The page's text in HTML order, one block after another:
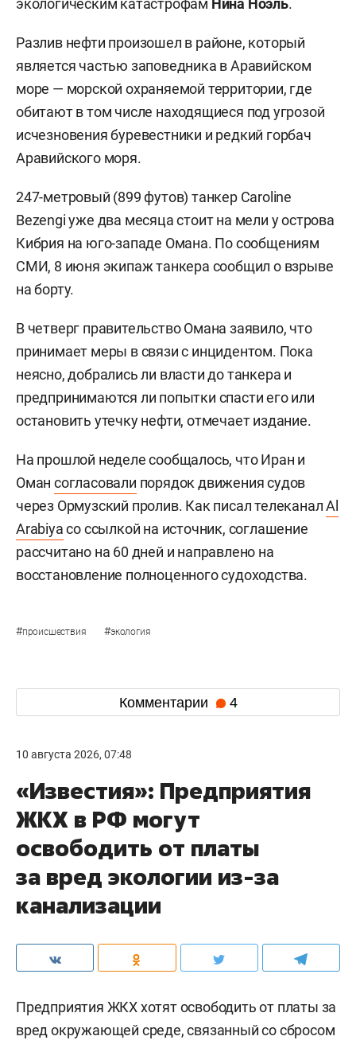
экологическим катастрофам Нина Ноэль.
Разлив нефти произошел в районе, который
является частью заповедника в Аравийском
море — морской охраняемой территории, где
обитают в том числе находящиеся под угрозой
исчезновения буревестники и редкий горбач
Аравийского моря.
247-метровый (899 футов) танкер Caroline
Bezengi уже два месяца стоит на мели у острова
Кибрия на юго-западе Омана. По сообщениям
СМИ, 8 июня экипаж танкера сообщил о взрыве
на борту.
В четверг правительство Омана заявило, что
принимает меры в связи с инцидентом. Пока
неясно, добрались ли власти до танкера и
предпринимаются ли попытки спасти его или
остановить утечку нефти, отмечает издание.
На прошлой неделе сообщалось, что Иран и
Оман согласовали порядок движения судов
через Ормузский пролив. Как писал телеканалAl
Arabiyaсо ссылкой на источник, соглашение
рассчитано на 60 дней и направлено на
восстановление полноценного судоходства.
#происшествия #экология
Комментарии 4
10 августа 2026, 07:48
«Известия»: Предприятия
ЖКХ в РФ могут
освободить от платы
за вред экологии из-за
канализации
Предприятия ЖКХ хотят освободить от платы за
вред окружающей среде, связанный со сбросом